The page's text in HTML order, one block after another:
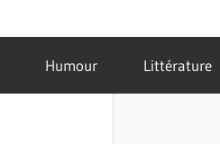
Humour Littérature